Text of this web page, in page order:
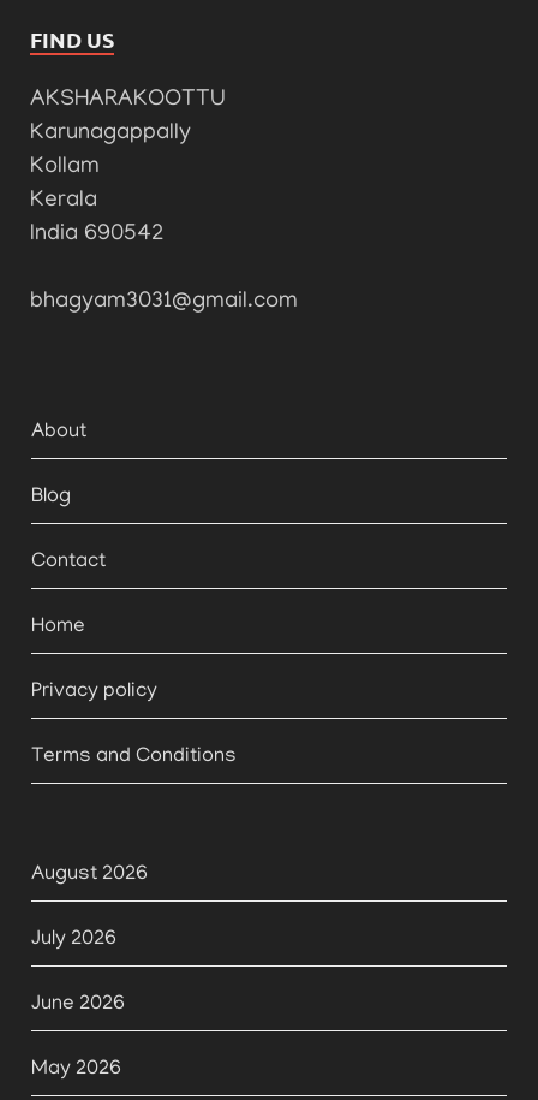
FIND US
AKSHARAKOOTTU
Karunagappally
Kollam
Kerala
India 690542
bhagyam3031@gmail.com
About
Blog
Contact
Home
Privacy policy
Terms and Conditions
August 2026
July 2026
June 2026
May 2026